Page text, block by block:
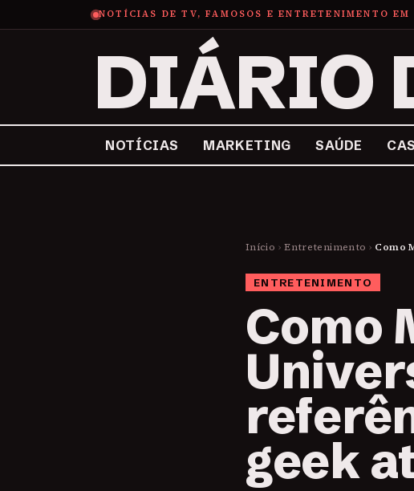
NOTÍCIAS DE TV, FAMOSOS E ENTRETENIMENTO EM
DIÁRIO
NOTÍCIAS MARKETING SAÚDE
Início › Entretenimento › Como
ENTRETENIMENTO
Como
geek